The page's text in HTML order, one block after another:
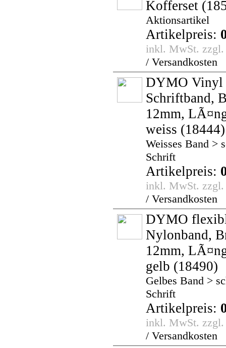
Kofferset
Aktionsartikel
Artikelpreis:
inkl. MwSt.
/ Versandkosten
DYMO Vinyl
Schriftband,
12mm,
weiss (18444)
Weisses Band >
Schrift
Artikelpreis:
inkl. MwSt.
/ Versandkosten
DYMO
Nylonband,
12mm,
gelb (18490)
Gelbes Band >
Schrift
Artikelpreis:
inkl. MwSt.
/ Versandkosten